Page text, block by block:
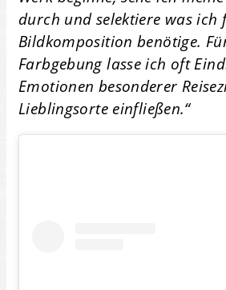
durch und selektiere was ich
Bildkomposition benötige.
Farbgebung lasse ich oft
Emotionen besonderer
Lieblingsorte einfließen.“